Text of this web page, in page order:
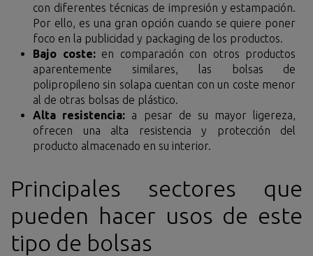
con diferentes técnicas de impresión y estampación.
Por ello, es una gran opción cuando se quiere poner
foco en la publicidad y packaging de los productos.
Bajo coste:en comparación con otros productos
aparentemente similares, las bolsas de
polipropileno sin solapa cuentan con un coste menor
al de otras bolsas de plástico.
Alta resistencia: a pesar de su mayor ligereza,
ofrecen una alta resistencia y protección del
producto almacenado en su interior.
Principales sectores que
pueden hacer usos de este
tipo de bolsas